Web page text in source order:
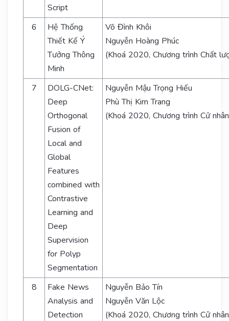
Script
6
Hệ Thống
Thiết Kế Ý
Tưởng Thông
Minh
Võ Đình Khôi
Nguyễn Hoàng Phúc
(Khoá 2020, Chương trình Chất
7
DOLG-CNet:
Deep
Orthogonal
Fusion of
Local and
Global
Features
combined with
Contrastive
Learning and
Deep
Supervision
for Polyp
Segmentation
Nguyễn Mậu Trọng Hiếu
Phù Thị Kim Trang
(Khoá 2020, Chương trình Cử
8
Fake News
Analysis and
Detection
Nguyễn Bảo Tín
Nguyễn Văn Lộc
(Khoá 2020, Chương trình Cử